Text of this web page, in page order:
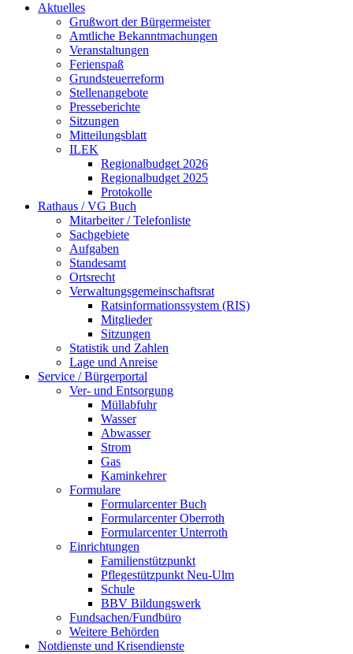
Aktuelles
Grußwort der Bürgermeister
Amtliche Bekanntmachungen
Veranstaltungen
Ferienspaß
Grundsteuerreform
Stellenangebote
Presseberichte
Sitzungen
Mitteilungsblatt
ILEK
Regionalbudget 2026
Regionalbudget 2025
Protokolle
Rathaus / VG Buch
Mitarbeiter / Telefonliste
Sachgebiete
Aufgaben
Standesamt
Ortsrecht
Verwaltungsgemeinschaftsrat
Ratsinformationssystem (RIS)
Mitglieder
Sitzungen
Statistik und Zahlen
Lage und Anreise
Service / Bürgerportal
Ver- und Entsorgung
Müllabfuhr
Wasser
Abwasser
Strom
Gas
Kaminkehrer
Formulare
Formularcenter Buch
Formularcenter Oberroth
Formularcenter Unterroth
Einrichtungen
Familienstützpunkt
Pflegestützpunkt Neu-Ulm
Schule
BBV Bildungswerk
Fundsachen/Fundbüro
Weitere Behörden
Notdienste und Krisendienste